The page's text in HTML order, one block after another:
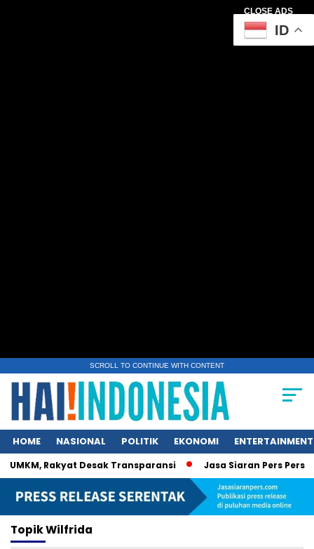
CLOSE ADS
SCROLL TO CONTINUE WITH CONTENT
HOME NASIONAL POLITIK EKONOMI ENTERTAINMENT
Rakyat Desak Transparansi Jasa Siaran Pers
TopikWilfrida
ID